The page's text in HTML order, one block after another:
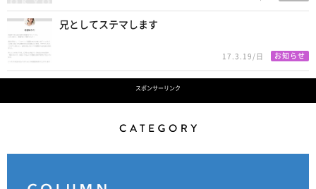
兄としてステマします
17.3.19/日 お知らせ
スポンサーリンク